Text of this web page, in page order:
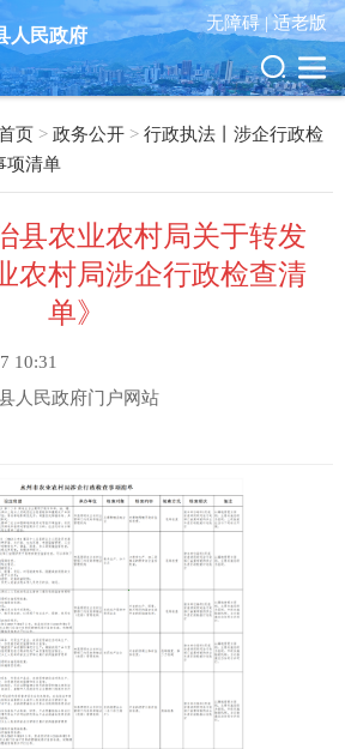
人民政府
无障碍 |适老版
页 > 政务公开 > 行政执法丨涉企行政检
项清单
县农业农村局关于转发
农村局涉企行政检查清
单》
10:31
人民政府门户网站